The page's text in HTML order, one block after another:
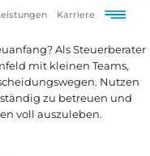
Karriere
Als Steuerberater
mit kleinen Teams,
Nutzen
zu betreuen und
voll auszuleben.